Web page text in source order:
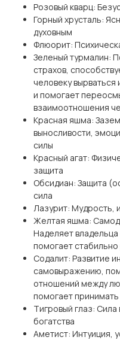
Розовый кварц:
Горный хрусталь:
духовным
Флюорит:
Зеленый турмалин:
страхов,
человеку вырваться
и помогает
взаимоотношения
Красная яшма:
выносливости,
силы
Красный агат:
защита
Обсидиан: Защита
сила
Лазурит: Мудрость,
Желтая яшма:
Наделяет
помогает
Содалит: Развитие
самовыражению,
отношений между
помогает
Тигровый глаз:
богатства
Аметист: Интуиция,